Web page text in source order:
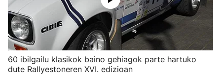
60 ibilgailu klasikok baino gehiagok parte hartuko
dute Rallyestoneren XVI. edizioan